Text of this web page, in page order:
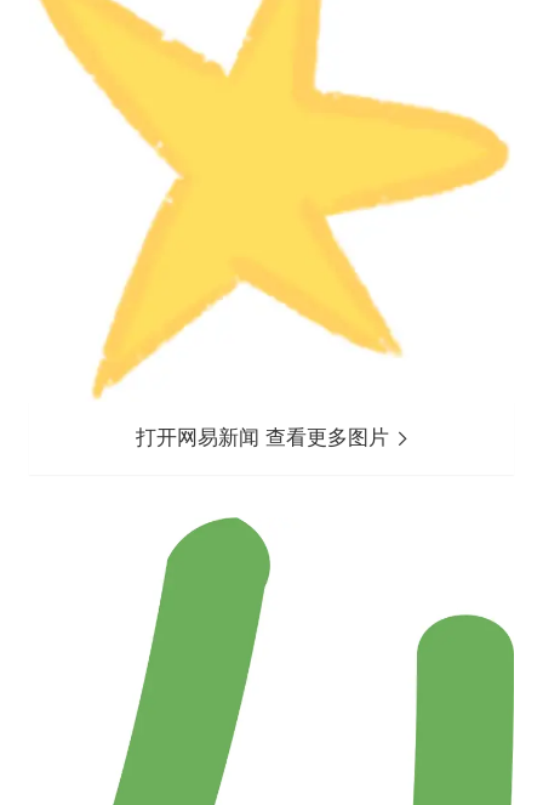
打开网易新闻 查看更多图片